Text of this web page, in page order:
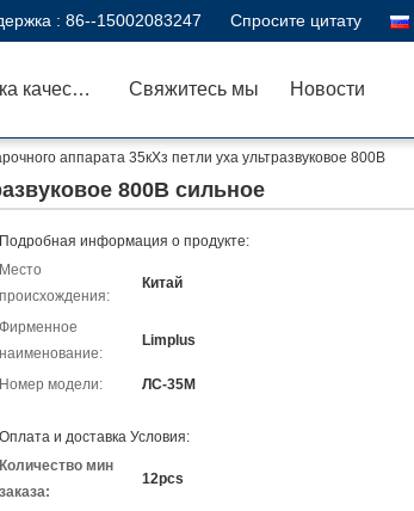
: 86--15002083247 Спросите цитату
Проверка качества Свяжитесь мы Новости
аппарата 35кХз петли уха ультразвуковое 800В
800В сильное
Подробная информация о продукте:
Место
происхождения:
Китай
Фирменное
наименование:
Limplus
Номер модели: ЛС-35М
Оплата и доставка Условия:
Количество мин
заказа:
12pcs